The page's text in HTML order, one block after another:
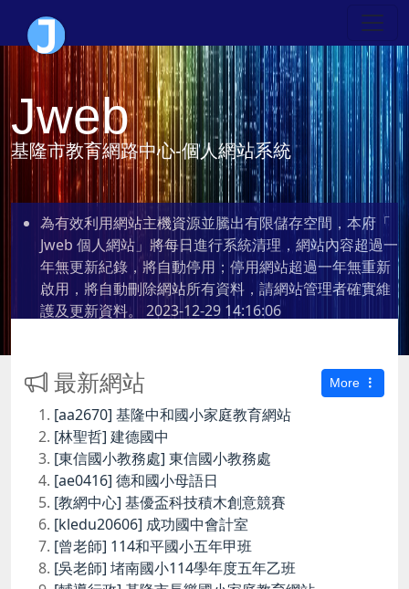
Jweb
基隆市教育網路中心-個人網站系統
為有效利用網站主機資源並騰出有限儲存空間，本府「
Jweb 個人網站」將每日進行系統清理，網站內容超過一
年無更新紀錄，將自動停用；停用網站超過一年無重新
啟用，將自動刪除網站所有資料，請網站管理者確實維
護及更新資料。 2023-12-29 14:16:06
最新網站 More
[aa2670] 基隆中和國小家庭教育網站
[林聖哲] 建德國中
[東信國小教務處] 東信國小教務處
[ae0416] 德和國小母語日
[教網中心] 基優盃科技積木創意競賽
[kledu20606] 成功國中會計室
[曾老師] 114和平國小五年甲班
[吳老師] 堵南國小114學年度五年乙班